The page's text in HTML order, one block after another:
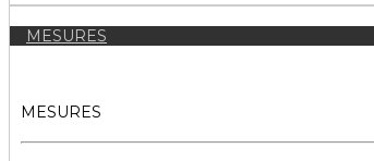
MESURES
MESURES